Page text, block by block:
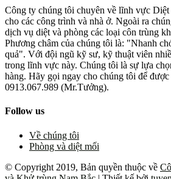
Công ty chúng tôi chuyên về lĩnh vực
cho các công trình và nhà ở. Ngoài ra
dịch vụ diệt và phòng các loại côn trùng
Phương châm của chúng tôi là: "Nhanh
quả". Với đội ngũ kỹ sư, kỹ thuật viên
trong lĩnh vực này. Chúng tôi là sự lựa
hàng. Hãy gọi ngay cho chúng tôi để
0913.067.989 (Mr.Tưởng).
Follow us
Về chúng tôi
Phòng và diệt mối
© Copyright 2019, Bản quyền thuộc về